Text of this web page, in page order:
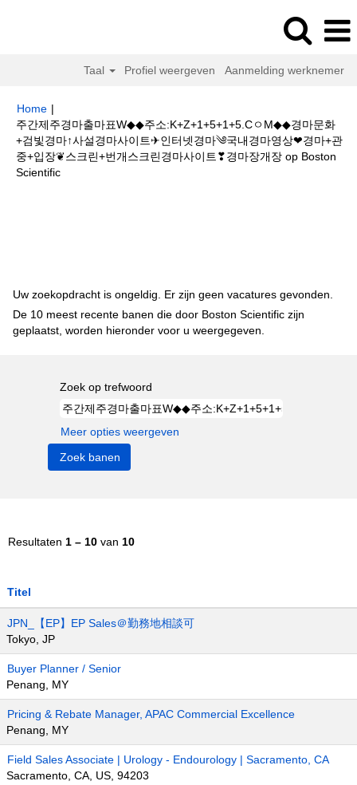
Taal Profiel weergeven Aanmelding werknemer
Home |
주간제주경마출마표W◆◆주소:K+Z+1+5+1+5.CㅇM◆◆경마문화
+검빛경마↑사설경마사이트✈인터넷경마༄국내경마영상❤경마+관
중+입장❦스크린+번개스크린경마사이트❣경마장개장 op Boston
Scientific(huidige
Uw zoekopdracht is ongeldig. Er zijn geen vacatures gevonden.
De 10 meest recente banen die door Boston Scientific zijn
geplaatst, worden hieronder voor u weergegeven.
Zoek op trefwoord
Meer opties weergeven
Resultaten 1 – 10 van 10
Titel
JPN_【EP】EP Sales＠勤務地相談可
Tokyo, JP
Buyer Planner / Senior
Penang, MY
Pricing & Rebate Manager, APAC Commercial Excellence
Penang, MY
Field Sales Associate | Urology - Endourology | Sacramento, CA
Sacramento, CA, US, 94203